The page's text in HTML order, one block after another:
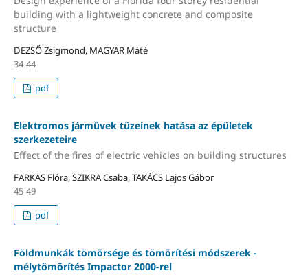
building with a lightweight concrete and composite
structure
DEZSŐ Zsigmond, MAGYAR Máté
34-44
pdf
Elektromos járművek tüzeinek hatása az épületek
szerkezeteire
Effect of the fires of electric vehicles on building structures
FARKAS Flóra, SZIKRA Csaba, TAKÁCS Lajos Gábor
45-49
pdf
Földmunkák tömörsége és tömörítési módszerek -
mélytömörítés Impactor 2000-rel